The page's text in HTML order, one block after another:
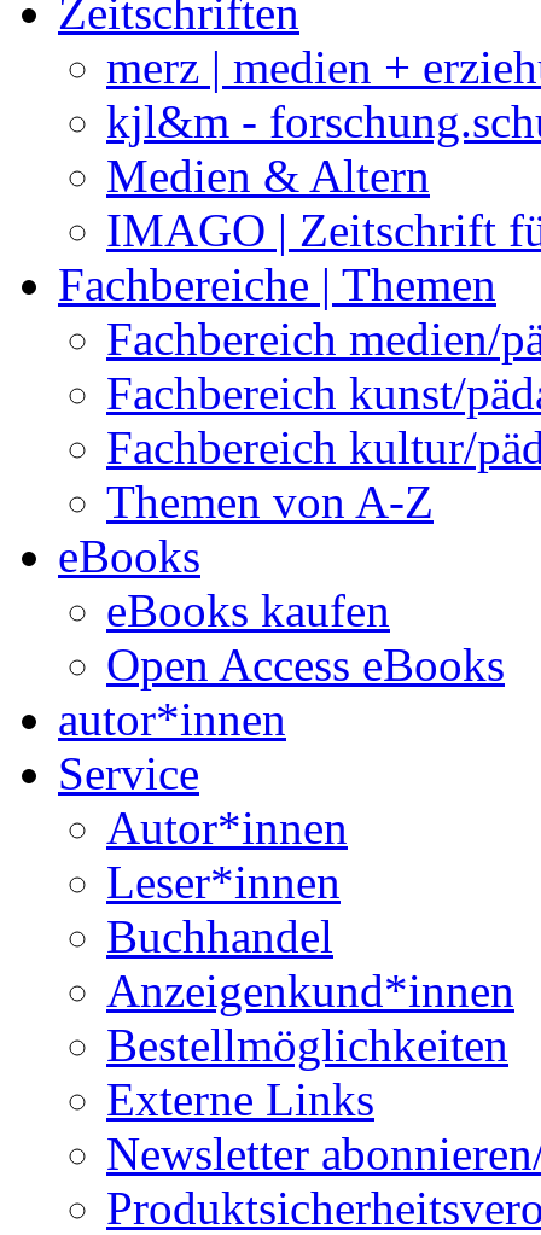
Zeitschriften
merz | medien +
kjl&m -
Medien & Altern
IMAGO | Zeitschrift
Fachbereiche | Themen
Fachbereich medien/
Fachbereich kunst/
Fachbereich kultur/
Themen von A-Z
eBooks
eBooks kaufen
Open Access eBooks
autor*innen
Service
Autor*innen
Leser*innen
Buchhandel
Anzeigenkund*innen
Bestellmöglichkeiten
Externe Links
Newsletter